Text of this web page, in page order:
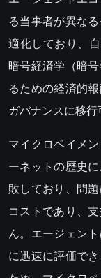
る当事者が異な
適化しており、
暗号経済学（暗
るための経済的
ガバナンスに移行
マイクロペイメ
ーネットの歴史
敗しており、問
コストであり、
ん。エージェン
に迅速に評価で